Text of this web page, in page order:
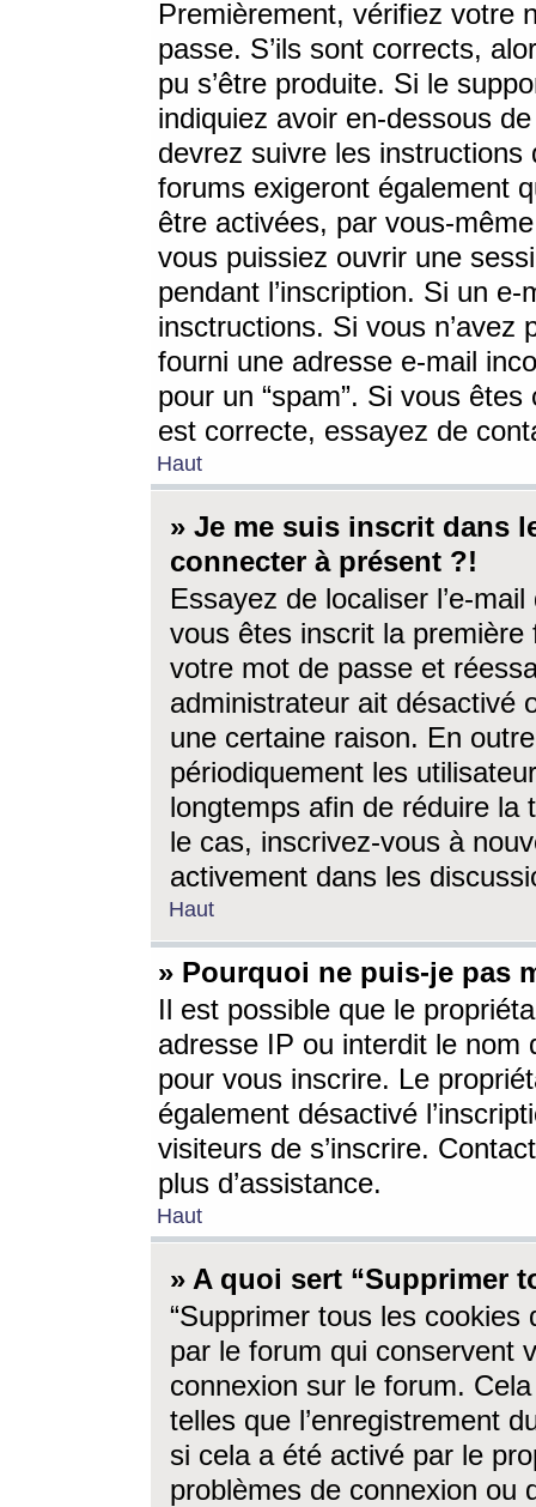
Premièrement, vérifiez votre
passe. S’ils sont corrects,
pu s’être produite. Si le
indiquiez avoir en-dessous
devrez suivre les
forums exigeront également
être activées, par vous-
vous puissiez ouvrir une
pendant l’inscription. Si un
insctructions. Si vous n’avez
fourni une adresse e-mail
pour un “spam”. Si vous
est correcte, essayez de
Haut
» Je me suis inscrit dans
connecter à présent ?!
Essayez de localiser l’e-
vous êtes inscrit la première
votre mot de passe et
administrateur ait désactivé
une certaine raison. En
périodiquement les
longtemps afin de réduire la
le cas, inscrivez-vous à
activement dans les
Haut
» Pourquoi ne puis-je pas
Il est possible que le
adresse IP ou interdit le nom
pour vous inscrire. Le
également désactivé
visiteurs de s’inscrire.
plus d’assistance.
Haut
» A quoi sert “Supprimer
“Supprimer tous les cookies
par le forum qui conservent
connexion sur le forum.
telles que l’enregistrement
si cela a été activé par le
problèmes de connexion ou